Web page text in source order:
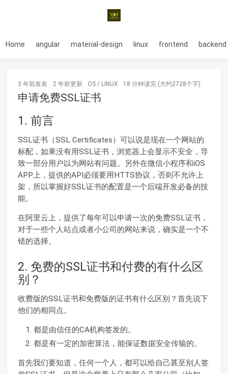
Home angular material-design linux frontend backend
3 年前发表 2 年前更新 OS / LINUX 18 分钟读完 (大约2728个字)
申请免费SSL证书
1. 前言
SSL证书（SSL Certificates）可以说是现在一个网站的
标配，如果没有用SSL证书，浏览器上会显示不安全，导
致一部分用户以为网站有问题。另外在微信小程序和iOS
APP上，提供的API必须要用HTTS协议，否则不允许上
架，所以掌握好SSL证书的配置是一个后端开发必备的技
能。
在阿里云上，提供了每年可以申请一次的免费SSL证书，
对于一些个人站点或者小公司的网站来说，确实是一个不
错的选择。
2. 免费的SSL证书和付费的有什么区
别？
收费版的SSL证书和免费版的证书有什么区别？首先说下
他们的相同点。
都是由信任的CA机构签发的。
都是有一定的加密算法，能保证数据安全传输的。
首先我们要知道，任何一个人，都可以给自己甚至别人签